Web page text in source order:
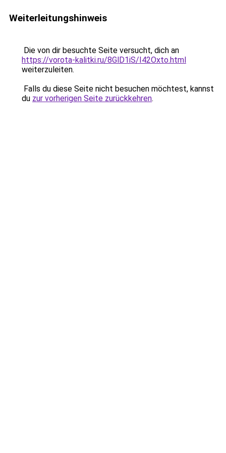
Weiterleitungshinweis
Die von dir besuchte Seite versucht, dich an
https://vorota-kalitki.ru/8GlD1iS/I42Oxto.html
weiterzuleiten.
Falls du diese Seite nicht besuchen möchtest, kannst
du zur vorherigen Seite zurückkehren.